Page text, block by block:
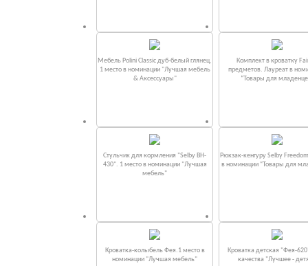
Мебель Polini Classic дуб-белый глянец.
1 место в номинации "Лучшая мебель
& Аксессуары"
Комплект в кроватку
предметов. Лауреат в
“Товары для
Стульчик для кормления "Selby BH-
430". 1 место в номинации "Лучшая
мебель"
Рюкзак-кенгуру Selby
в номинации “Товары для
Кроватка-колыбель Фея.1 место в
номинации "Лучшая мебель"
Кроватка детская "Фея-
качества "Лучшее -